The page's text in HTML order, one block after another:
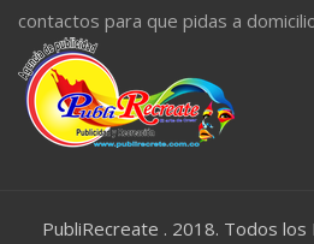
contactos para que pidas a
PubliRecreate . 2018. Todos